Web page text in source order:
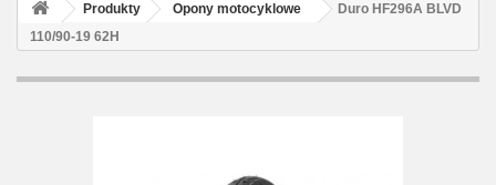
Produkty Opony motocyklowe
Duro HF296A BLVD
110/90-19 62H